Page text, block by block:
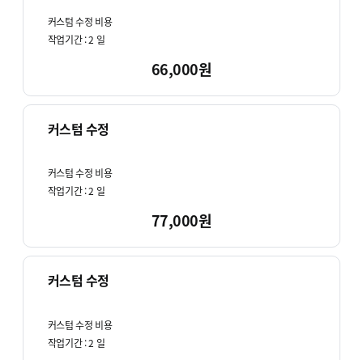
커스텀 수정 비용
작업기간 :2 일
66,000원
커스텀 수정
커스텀 수정 비용
작업기간 :2 일
77,000원
커스텀 수정
커스텀 수정 비용
작업기간 :2 일